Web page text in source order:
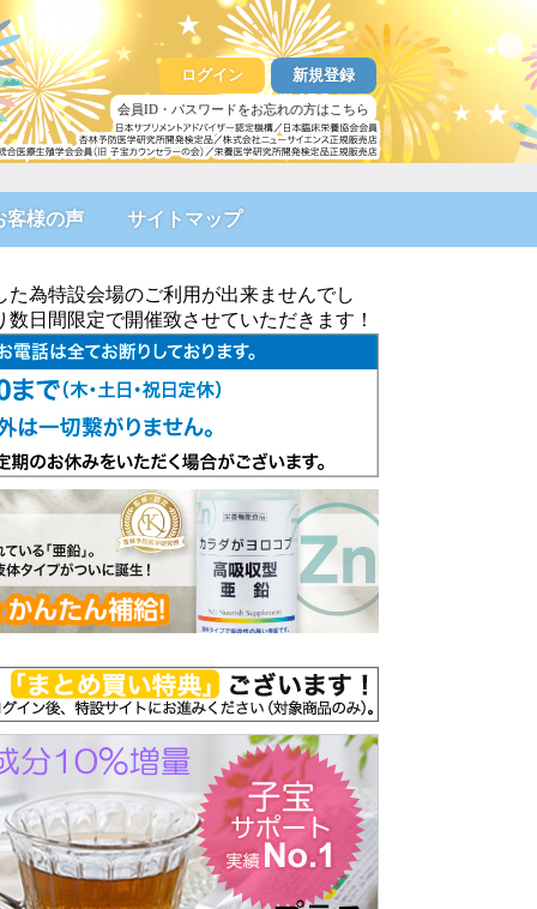
新規登録
ログイン
会員ID・パスワードをお忘れの方はこちら
客様の声 サイトマップ
為特設会場のご利用が出来ませんでし
日間限定で開催致させていただきます！